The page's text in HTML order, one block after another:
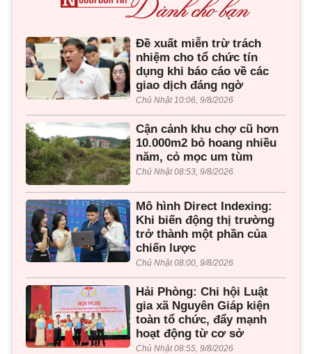
Đề xuất miễn trừ trách
nhiệm cho tổ chức tín
dụng khi báo cáo về các
giao dịch đáng ngờ
Chủ Nhật 10:06, 9/8/2026
Cận cảnh khu chợ cũ hơn
10.000m2 bỏ hoang nhiều
năm, cỏ mọc um tùm
Chủ Nhật 08:53, 9/8/2026
Mô hình Direct Indexing:
Khi biến động thị trường
trở thành một phần của
chiến lược
Chủ Nhật 08:00, 9/8/2026
Hải Phòng: Chi hội Luật
gia xã Nguyên Giáp kiện
toàn tổ chức, đẩy mạnh
hoạt động từ cơ sở
Chủ Nhật 08:55, 9/8/2026